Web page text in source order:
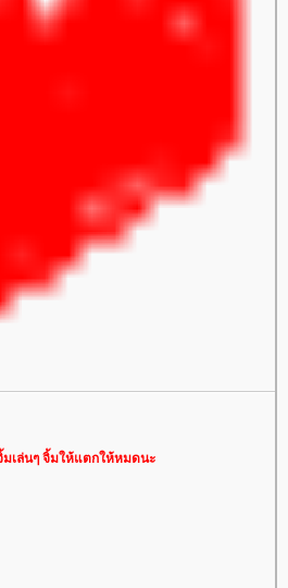
มเล่นๆ จิ้มให้แตกให้หมดนะ